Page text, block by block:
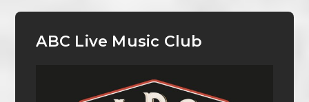
ABC Live Music Club